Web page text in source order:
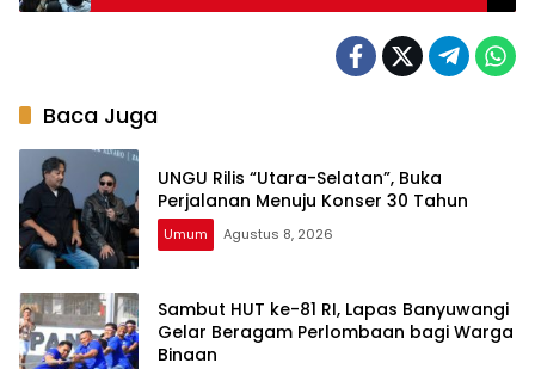
Baca Juga
UNGU Rilis “Utara-Selatan”, Buka
Perjalanan Menuju Konser 30 Tahun
Umum Agustus 8, 2026
Sambut HUT ke-81 RI, Lapas Banyuwangi
Gelar Beragam Perlombaan bagi Warga
Binaan